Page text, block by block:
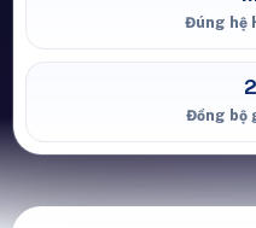
Đúng hệ
Đồng bộ